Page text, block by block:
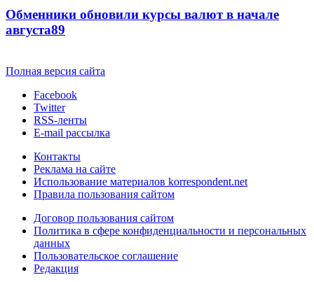
Обменники обновили курсы валют в начале
августа89
Полная версия сайта
Facebook
Twitter
RSS-ленты
E-mail рассылка
Контакты
Реклама на сайте
Использование материалов korrespondent.net
Правила пользования сайтом
Договор пользования сайтом
Политика в сфере конфиденциальности и персональных
данных
Пользовательское соглашение
Редакция